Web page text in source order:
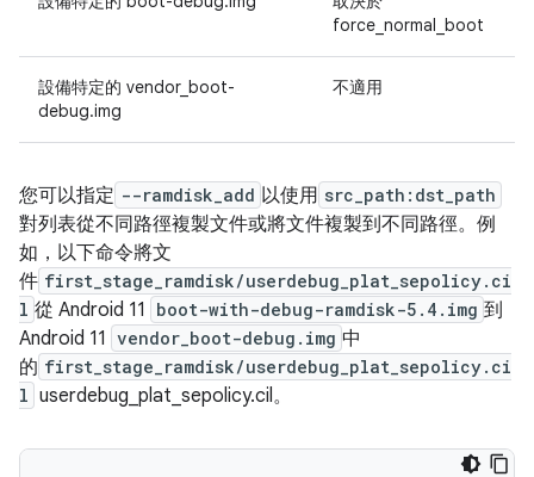
force_normal_boot
設備特定的 vendor_boot-
debug.img
不適用
您可以指定 --ramdisk_add 以使用 src_path:dst_path
對列表從不同路徑複製文件或將文件複製到不同路徑。例
如，以下命令將文
件 first_stage_ramdisk/userdebug_plat_sepolicy.ci
l 從 Android 11 boot-with-debug-ramdisk-5.4.img 到
Android 11 vendor_boot-debug.img 中
的 first_stage_ramdisk/userdebug_plat_sepolicy.ci
l userdebug_plat_sepolicy.cil。